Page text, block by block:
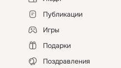
Публикации
Игры
Подарки
Поздравления